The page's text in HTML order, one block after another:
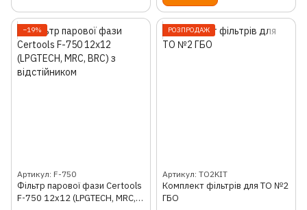
−19%
Артикул: F-750
Фільтр парової фази Certools
F-750 12x12 (LPGTECH, MRC,
РОЗПРОДАЖ
Артикул: TO2KIT
Комплект фільтрів для ТО №2
ГБО